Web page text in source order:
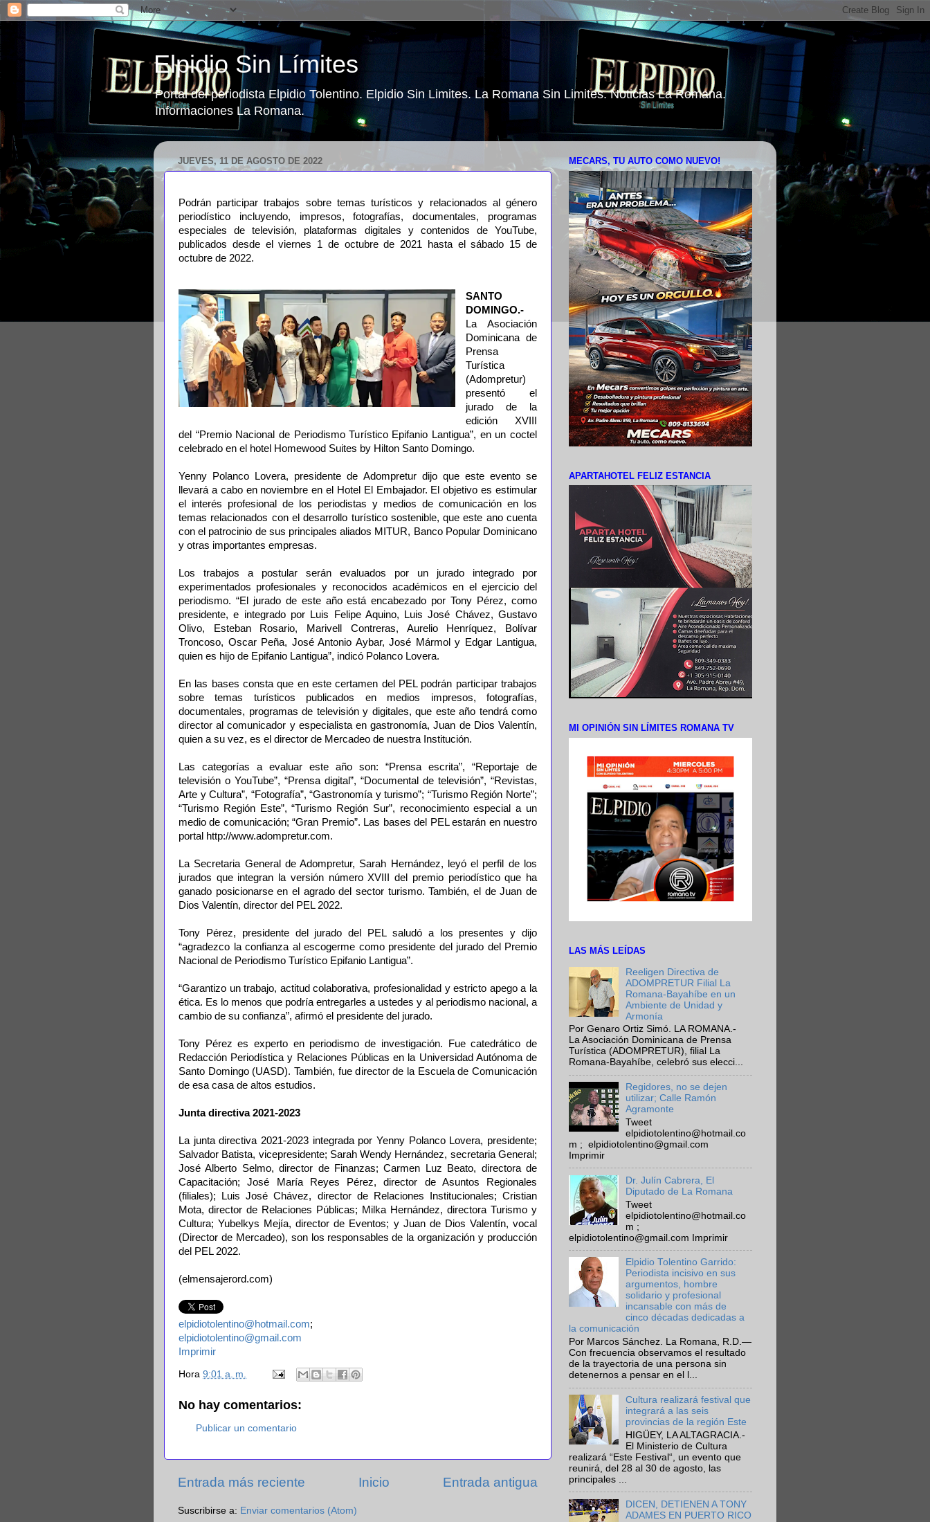
Elpidio Sin Límites
Portal del periodista Elpidio Tolentino. Elpidio Sin Limites. La Romana Sin Limites. Noticias La Romana.
Informaciones La Romana.
JUEVES, 11 DE AGOSTO DE 2022
Podrán participar trabajos sobre temas turísticos y relacionados al género
periodístico incluyendo, impresos, fotografías, documentales, programas
especiales de televisión, plataformas digitales y contenidos de YouTube,
publicados desde el viernes 1 de octubre de 2021 hasta el sábado 15 de
octubre de 2022.
SANTO
DOMINGO.-
La Asociación
Dominicana de
Prensa
Turística
(Adompretur)
presentó el
jurado de la
edición XVIII
del “Premio Nacional de Periodismo Turístico Epifanio Lantigua”, en un coctel
celebrado en el hotel Homewood Suites by Hilton Santo Domingo.
Yenny Polanco Lovera, presidente de Adompretur dijo que este evento se
llevará a cabo en noviembre en el Hotel El Embajador. El objetivo es estimular
el interés profesional de los periodistas y medios de comunicación en los
temas relacionados con el desarrollo turístico sostenible, que este ano cuenta
con el patrocinio de sus principales aliados MITUR, Banco Popular Dominicano
y otras importantes empresas.
Los trabajos a postular serán evaluados por un jurado integrado por
experimentados profesionales y reconocidos académicos en el ejercicio del
periodismo. “El jurado de este año está encabezado por Tony Pérez, como
presidente, e integrado por Luis Felipe Aquino, Luis José Chávez, Gustavo
Olivo, Esteban Rosario, Marivell Contreras, Aurelio Henríquez, Bolívar
Troncoso, Oscar Peña, José Antonio Aybar, José Mármol y Edgar Lantigua,
quien es hijo de Epifanio Lantigua”, indicó Polanco Lovera.
En las bases consta que en este certamen del PEL podrán participar trabajos
sobre temas turísticos publicados en medios impresos, fotografías,
documentales, programas de televisión y digitales, que este año tendrá como
director al comunicador y especialista en gastronomía, Juan de Dios Valentín,
quien a su vez, es el director de Mercadeo de nuestra Institución.
Las categorías a evaluar este año son: “Prensa escrita”, “Reportaje de
televisión o YouTube”, “Prensa digital”, “Documental de televisión”, “Revistas,
Arte y Cultura”, “Fotografía”, “Gastronomía y turismo”; “Turismo Región Norte”;
“Turismo Región Este”, “Turismo Región Sur”, reconocimiento especial a un
medio de comunicación; “Gran Premio”. Las bases del PEL estarán en nuestro
portal http://www.adompretur.com.
La Secretaria General de Adompretur, Sarah Hernández, leyó el perfil de los
jurados que integran la versión número XVIII del premio periodístico que ha
ganado posicionarse en el agrado del sector turismo. También, el de Juan de
Dios Valentín, director del PEL 2022.
Tony Pérez, presidente del jurado del PEL saludó a los presentes y dijo
“agradezco la confianza al escogerme como presidente del jurado del Premio
Nacional de Periodismo Turístico Epifanio Lantigua”.
“Garantizo un trabajo, actitud colaborativa, profesionalidad y estricto apego a la
ética. Es lo menos que podría entregarles a ustedes y al periodismo nacional, a
cambio de su confianza”, afirmó el presidente del jurado.
Tony Pérez es experto en periodismo de investigación. Fue catedrático de
Redacción Periodística y Relaciones Públicas en la Universidad Autónoma de
Santo Domingo (UASD). También, fue director de la Escuela de Comunicación
de esa casa de altos estudios.
Junta directiva 2021-2023
La junta directiva 2021-2023 integrada por Yenny Polanco Lovera, presidente;
Salvador Batista, vicepresidente; Sarah Wendy Hernández, secretaria General;
José Alberto Selmo, director de Finanzas; Carmen Luz Beato, directora de
Capacitación; José María Reyes Pérez, director de Asuntos Regionales
(filiales); Luis José Chávez, director de Relaciones Institucionales; Cristian
Mota, director de Relaciones Públicas; Milka Hernández, directora Turismo y
Cultura; Yubelkys Mejía, director de Eventos; y Juan de Dios Valentín, vocal
(Director de Mercadeo), son los responsables de la organización y producción
del PEL 2022.
(elmensajerord.com)
elpidiotolentino@hotmail.com;
elpidiotolentino@gmail.com
Imprimir
Hora 9:01 a. m.
No hay comentarios:
Publicar un comentario
Entrada más reciente Entrada antigua
Inicio
Suscribirse a: Enviar comentarios (Atom)
MECARS, TU AUTO COMO NUEVO!
APARTAHOTEL FELIZ ESTANCIA
MI OPINIÓN SIN LÍMITES ROMANA TV
LAS MÁS LEÍDAS
Reeligen Directiva de
ADOMPRETUR Filial La
Romana-Bayahíbe en un
Ambiente de Unidad y
Armonía
Por Genaro Ortiz Simó. LA ROMANA.-
La Asociación Dominicana de Prensa
Turística (ADOMPRETUR), filial La
Romana-Bayahíbe, celebró sus elecci...
Regidores, no se dejen
utilizar; Calle Ramón
Agramonte
Tweet
elpidiotolentino@hotmail.co
m ; elpidiotolentino@gmail.com
Imprimir
Dr. Julín Cabrera, El
Diputado de La Romana
Tweet
elpidiotolentino@hotmail.co
m ;
elpidiotolentino@gmail.com Imprimir
Elpidio Tolentino Garrido:
Periodista incisivo en sus
argumentos, hombre
solidario y profesional
incansable con más de
cinco décadas dedicadas a
la comunicación
Por Marcos Sánchez. La Romana, R.D.—
Con frecuencia observamos el resultado
de la trayectoria de una persona sin
detenernos a pensar en el l...
Cultura realizará festival que
integrará a las seis
provincias de la región Este
HIGÜEY, LA ALTAGRACIA.-
El Ministerio de Cultura
realizará “Este Festival“, un evento que
reunirá, del 28 al 30 de agosto, las
principales ...
DICEN, DETIENEN A TONY
ADAMES EN PUERTO RICO